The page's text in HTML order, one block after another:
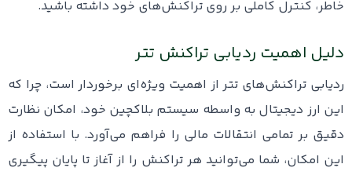
خاطر، کنترل کاملی بر روی تراکنش‌های خود داشته باشید.
دلیل اهمیت ردیابی تراکنش تتر
ردیابی تراکنش‌های تتر از اهمیت ویژه‌ای برخوردار است، چرا که
این ارز دیجیتال به واسطه سیستم بلاکچین خود، امکان نظارت
دقیق بر تمامی انتقالات مالی را فراهم می‌آورد. با استفاده از
این امکان، شما می‌توانید هر تراکنش را از آغاز تا پایان پیگیری